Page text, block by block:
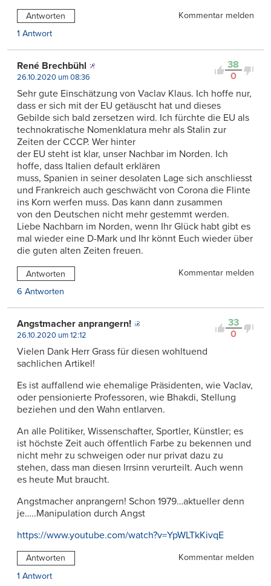
Antworten
Kommentar melden
1 Antwort
38
0
René Brechbühl
26.10.2020 um 08:36
Sehr gute Einschätzung von Vaclav Klaus. Ich hoffe nur,
dass er sich mit der EU getäuscht hat und dieses
Gebilde sich bald zersetzen wird. Ich fürchte die EU als
technokratische Nomenklatura mehr als Stalin zur
Zeiten der CCCP. Wer hinter
der EU steht ist klar, unser Nachbar im Norden. Ich
hoffe, dass Italien default erklären
muss, Spanien in seiner desolaten Lage sich anschliesst
und Frankreich auch geschwächt von Corona die Flinte
ins Korn werfen muss. Das kann dann zusammen
von den Deutschen nicht mehr gestemmt werden.
Liebe Nachbarn im Norden, wenn Ihr Glück habt gibt es
mal wieder eine D-Mark und Ihr könnt Euch wieder über
die guten alten Zeiten freuen.
Antworten
Kommentar melden
6 Antworten
33
0
Angstmacher anprangern!
26.10.2020 um 12:12
Vielen Dank Herr Grass für diesen wohltuend
sachlichen Artikel!
Es ist auffallend wie ehemalige Präsidenten, wie Vaclav,
oder pensionierte Professoren, wie Bhakdi, Stellung
beziehen und den Wahn entlarven.
An alle Politiker, Wissenschafter, Sportler, Künstler; es
ist höchste Zeit auch öffentlich Farbe zu bekennen und
nicht mehr zu schweigen oder nur privat dazu zu
stehen, dass man diesen Irrsinn verurteilt. Auch wenn
es heute Mut braucht.
Angstmacher anprangern! Schon 1979…aktueller denn
je…..Manipulation durch Angst
https://www.youtube.com/watch?v=YpWLTkKivqE
Antworten
Kommentar melden
1 Antwort